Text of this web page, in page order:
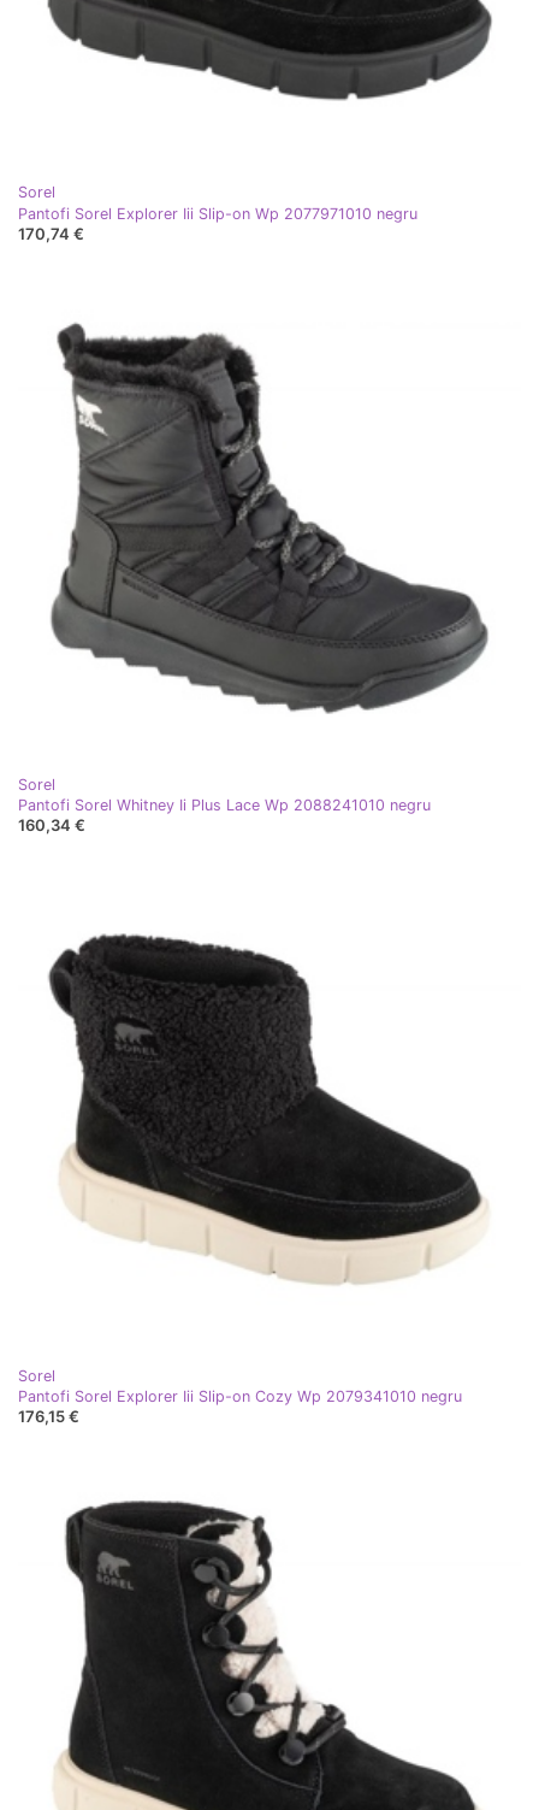
Sorel
Pantofi Sorel Explorer Iii Slip-on Wp 2077971010 negru
170,74 €
Sorel
Pantofi Sorel Whitney Ii Plus Lace Wp 2088241010 negru
160,34 €
Sorel
Pantofi Sorel Explorer Iii Slip-on Cozy Wp 2079341010 negru
176,15 €